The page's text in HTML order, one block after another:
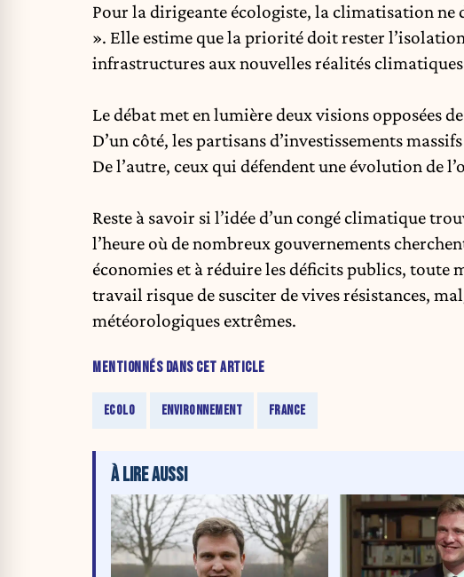
Pour la dirigeante écologiste, la climatisation
». Elle estime que la priorité doit rester
infrastructures aux nouvelles réalités
Le débat met en lumière deux visions opposées
D’un côté, les partisans d’investissements
De l’autre, ceux qui défendent une évolution de
Reste à savoir si l’idée d’un congé climatique
l’heure où de nombreux gouvernements
économies et à réduire les déficits publics, toute
travail risque de susciter de vives résistances,
météorologiques extrêmes.
MENTIONNÉS DANS CET ARTICLE
ECOLO ENVIRONNEMENT FRANCE
À LIRE AUSSI